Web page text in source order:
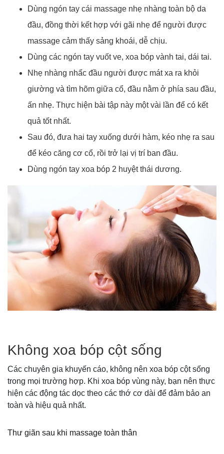
Dùng ngón tay cái massage nhẹ nhàng toàn bộ da
đầu, đồng thời kết hợp với gãi nhẹ để người được
massage cảm thấy sảng khoái, dễ chịu.
Dùng các ngón tay vuốt ve, xoa bóp vành tai, dái tai.
Nhẹ nhàng nhấc đầu người được mát xa ra khỏi
giường và tìm hõm giữa cổ, đầu nằm ở phía sau đầu,
ấn nhẹ. Thực hiện bài tập này một vài lần để có kết
quả tốt nhất.
Sau đó, đưa hai tay xuống dưới hàm, kéo nhẹ ra sau
để kéo căng cơ cổ, rồi trở lại vị trí ban đầu.
Dùng ngón tay xoa bóp 2 huyệt thái dương.
Không xoa bóp cột sống
Các chuyên gia khuyến cáo, không nên xoa bóp cột sống
trong mọi trường hợp. Khi xoa bóp vùng này, bạn nên thực
hiện các động tác dọc theo các thớ cơ dài để đảm bảo an
toàn và hiệu quả nhất.
Thư giãn sau khi massage toàn thân